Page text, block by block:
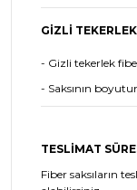
GİZLİ TEKERLEK
- Gizli tekerlek
- Saksının
TESLİMAT
Fiber saksıların